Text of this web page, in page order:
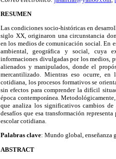
RESUMEN
Las condiciones socio-históricas en
siglo XX, originaron una circunstancia
en los medios de comunicación social. En
ambiental, geográfica y social, cuya
informaciones divulgadas por los medios,
alienados y manipulados, donde el
mercantilizado. Mientras eso ocurre, en
cotidiana, los procesos formativos se
sin efectos para comprender la difícil
época contemporánea.
que analiza los significativos cambios
desafíos que esa transformación
escolar cotidiana.
Palabras clave: Mundo global, enseñanza
ABSTRACT